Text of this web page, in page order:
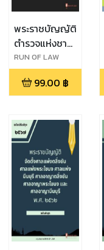
พระราชบัญญัติ
ตำรวจแห่งชาติ
พ.ศ. ๒๕๖๕
RUN OF LAW
99.00 ฿